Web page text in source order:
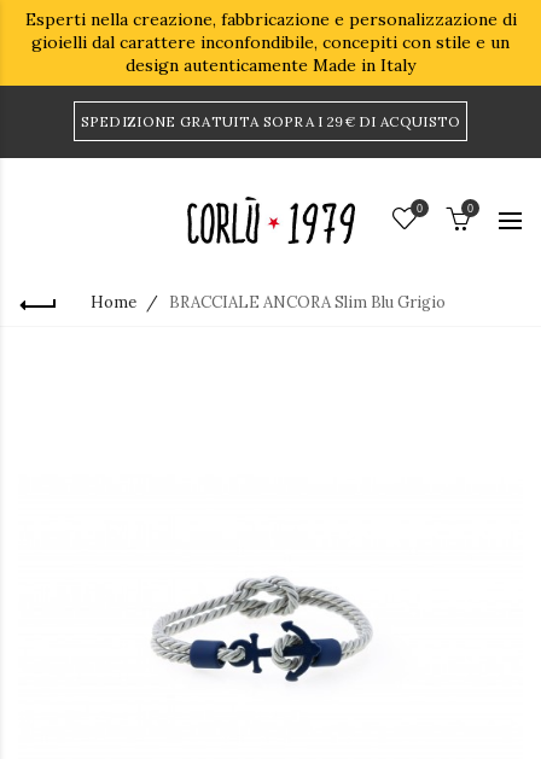
Esperti nella creazione, fabbricazione e personalizzazione di
gioielli dal carattere inconfondibile, concepiti con stile e un
design autenticamente Made in Italy
SPEDIZIONE GRATUITA SOPRA I 29€ DI ACQUISTO
0 0
Home BRACCIALE ANCORA Slim Blu Grigio